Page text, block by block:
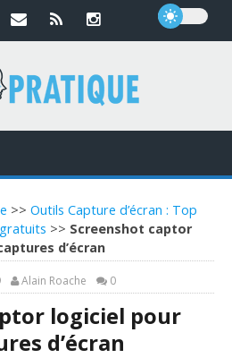
>> Outils Capture d’écran : Top
>> Screenshot captor
d’écran
Alain Roache 0
logiciel pour
d’écran